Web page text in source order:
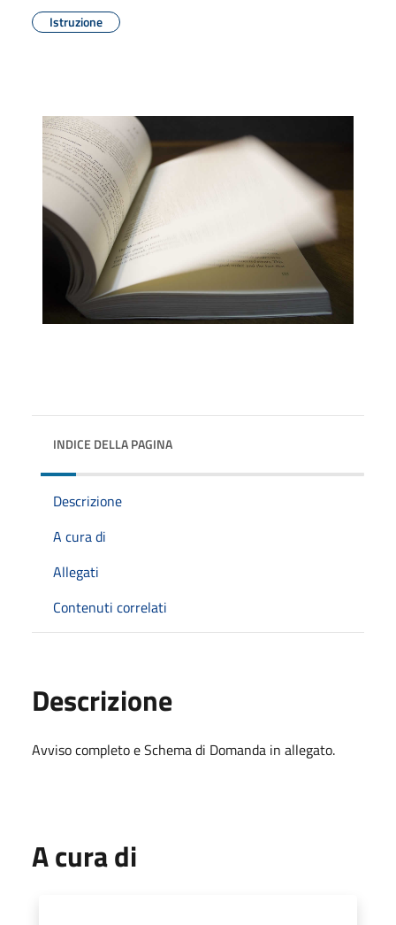
Istruzione
INDICE DELLA PAGINA
Descrizione
A cura di
Allegati
Contenuti correlati
Descrizione
Avviso completo e Schema di Domanda in allegato.
A cura di